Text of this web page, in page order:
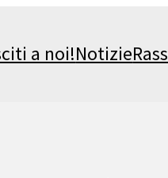
a noi!Notizie